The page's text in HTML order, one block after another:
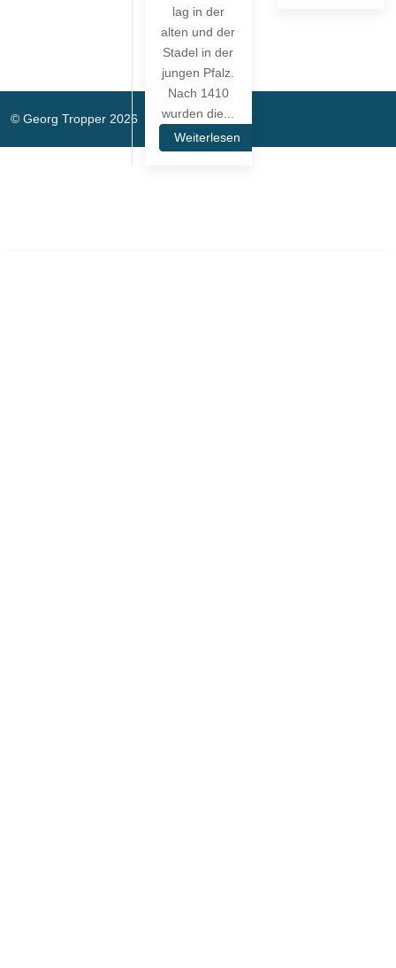
lag in der
alten und der
Stadel in der
jungen Pfalz.
Nach 1410
wurden die...
Weiterlesen
© Georg Tropper 2026